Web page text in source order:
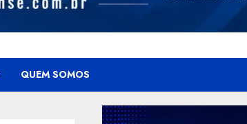
QUEM SOMOS